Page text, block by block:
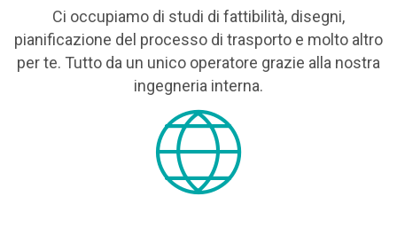
Ci occupiamo di studi di fattibilità, disegni,
pianificazione del processo di trasporto e molto altro
per te. Tutto da un unico operatore grazie alla nostra
ingegneria interna.